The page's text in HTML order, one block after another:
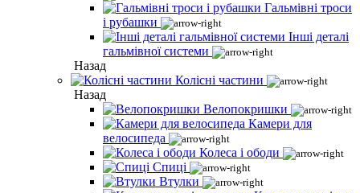
Гальмівні троси
і рубашки
Інші деталі
гальмівної системи
Назад
Колісні частини
Назад
Велопокришки
Камери для
велосипеда
Колеса і ободи
Спиці
Втулки